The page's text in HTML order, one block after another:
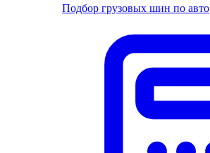
Подбор грузовых шин по авто